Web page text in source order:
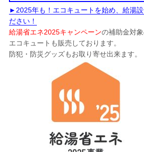
►2025年も！エコキュートを始め、給湯設
ださい！
給湯省エネ2025キャンペーンの補助金対
エコキュートも販売しております。
防犯・防災グッズもお取り寄せ出来ます。